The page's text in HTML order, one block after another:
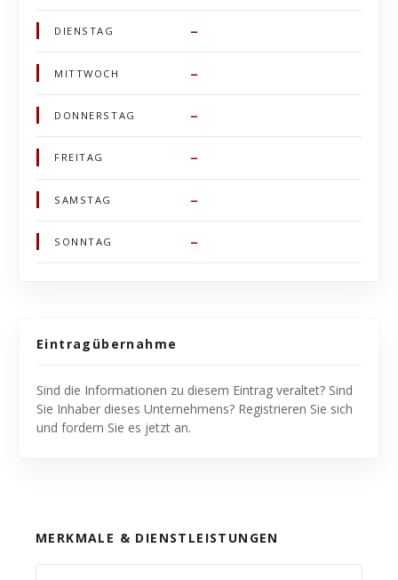
DIENSTAG –
MITTWOCH –
DONNERSTAG –
FREITAG –
SAMSTAG –
SONNTAG –
Eintragübernahme
Sind die Informationen zu diesem Eintrag veraltet? Sind
Sie Inhaber dieses Unternehmens? Registrieren Sie sich
und fordern Sie es jetzt an.
MERKMALE & DIENSTLEISTUNGEN